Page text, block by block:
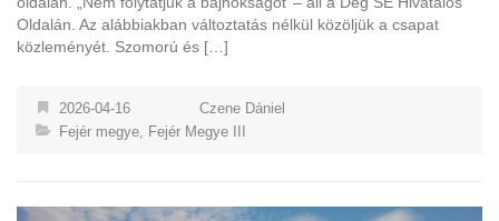
Oldalán. Az alábbiakban változtatás nélkül közöljük a csapat
közleményét. Szomorú és […]
2026-04-16
Czene Dániel
Fejér megye, Fejér Megye III